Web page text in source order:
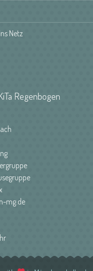
Netz
Regenbogen
mg.de